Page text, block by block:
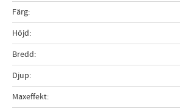
Färg
Höjd
Bredd
Djup
Maxeffekt